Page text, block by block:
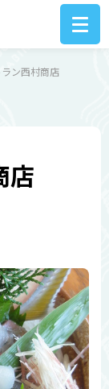
ン西村商店
店